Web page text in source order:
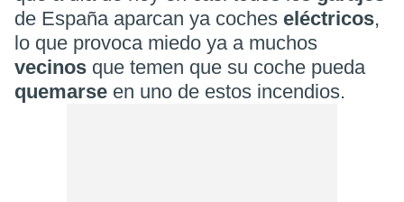
de España aparcan ya coches eléctricos,
lo que provoca miedo ya a muchos
vecinos que temen que su coche pueda
quemarse en uno de estos incendios.